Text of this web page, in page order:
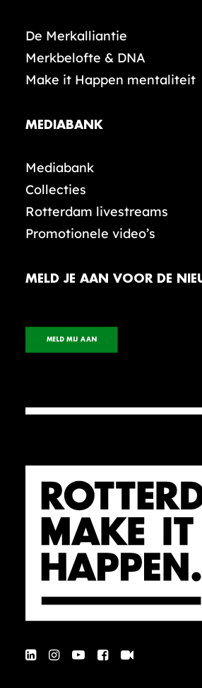
De Merkalliantie
Merkbelofte & DNA
Make it Happen mentaliteit
MEDIABANK
Mediabank
Collecties
Rotterdam livestreams
Promotionele video’s
MELD JE AAN VOOR DE
MELD MIJ AAN